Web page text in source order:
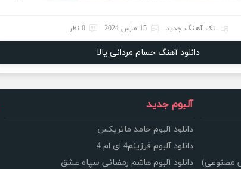
تک آهنگ جدید 15 مارس 2024 0 نظر
دانلود آهنگ حسام مردانی یالا
مصنوعی)
آلبوم جدید
دانلود آلبوم حامد ماتریکس
دانلود آلبوم فرزینم4 ای ام 4
دانلود آلبوم هاشم رمضانی سپاه عشق